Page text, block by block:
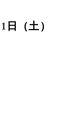
1 日（土）